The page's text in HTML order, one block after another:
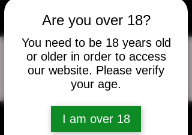
Are you over 18?
You need to be 18 years old
or older in order to access
our website. Please verify
your age.
I am over 18
calpr10
Mensaje